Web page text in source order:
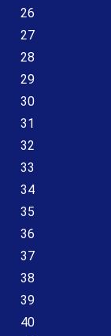
26
27
28
29
30
31
32
33
34
35
36
37
38
39
40